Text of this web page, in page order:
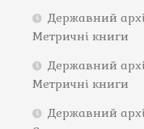
Державний
Метричні книги
Державний
Метричні книги
Державний